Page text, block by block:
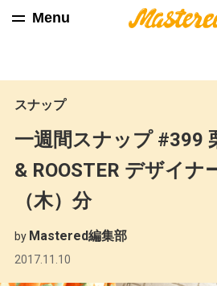
Menu
スナップ
一週間スナップ #399
& ROOSTER デザイナ
（木）分
by Mastered編集部
2017.11.10